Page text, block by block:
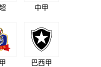
中甲
巴西甲